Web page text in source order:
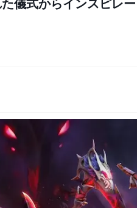
儀式からインスピレ